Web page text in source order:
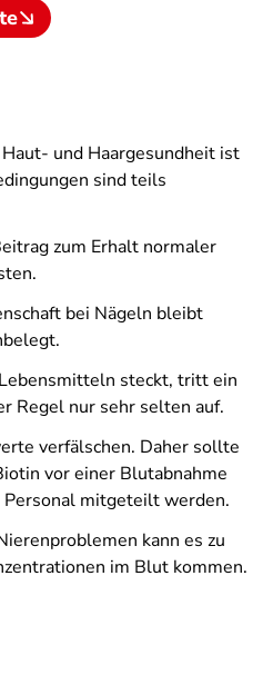
und Haargesundheit ist
sind teils
zum Erhalt normaler
bei Nägeln bleibt
steckt, tritt ein
Regel nur sehr selten auf.
verfälschen. Daher sollte
vor einer Blutabnahme
Personal mitgeteilt werden.
kann es zu
im Blut kommen.